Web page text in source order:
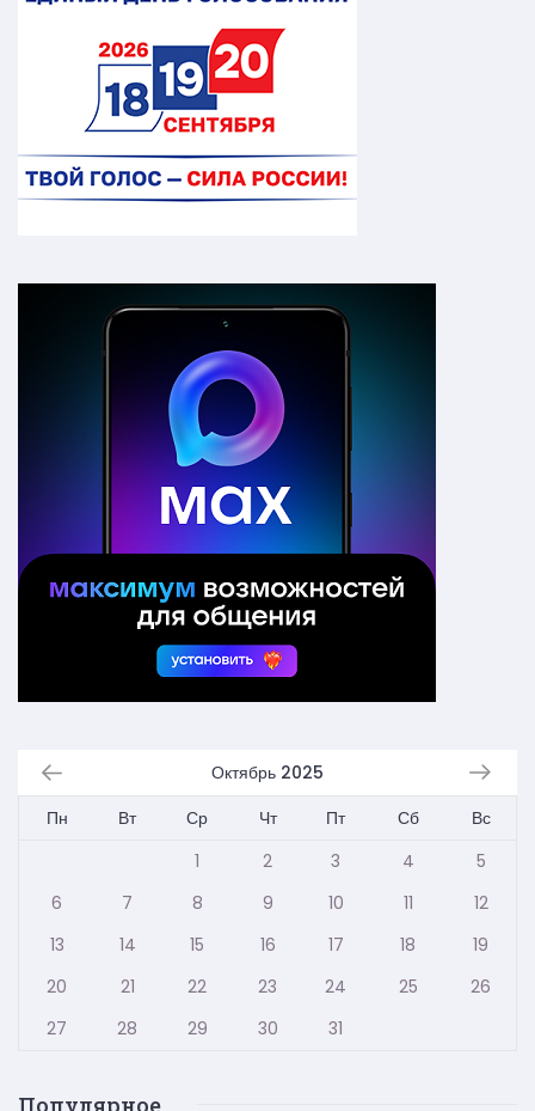
Октябрь 2025
Пн
Вт Ср Чт Пт Сб
Вс
1
2 3 4
5
6
7 8 9 10 11
12
13
14 15 16 17 18
19
20
21 22 23 24 25
26
27
28 29 30 31
Популярное